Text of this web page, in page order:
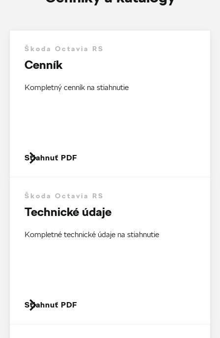
Škoda Octavia RS
Cenník
Kompletný cenník na stiahnutie
Stiahnuť PDF
Škoda Octavia RS
Technické údaje
Kompletné technické údaje na stiahnutie
Stiahnuť PDF